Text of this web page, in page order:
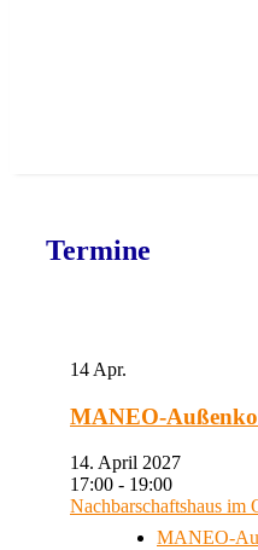
Termine
14 Apr.
MANEO-
14. April 2027
17:00 - 19:00
Nachbarschaftshaus im
MANEO-